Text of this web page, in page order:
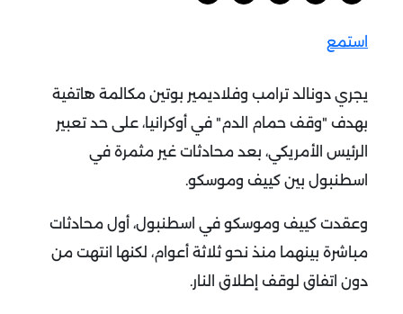
استمع
يجري دونالد ترامب وفلاديمير بوتين مكالمة هاتفية
بهدف "وقف حمام الدم" في أوكرانيا، على حد تعبير
الرئيس الأمريكي، بعد محادثات غير مثمرة في
اسطنبول بين كييف وموسكو.
وعقدت كييف وموسكو في اسطنبول، أول محادثات
مباشرة بينهما منذ نحو ثلاثة أعوام، لكنها انتهت من
دون اتفاق لوقف إطلاق النار.